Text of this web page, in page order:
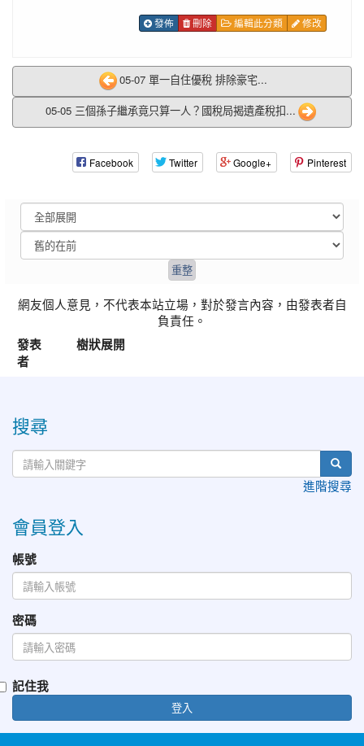
發佈 刪除 編輯此分類 修改
05-07 單一自住優稅 排除豪宅...
05-05 三個孫子繼承竟只算一人？國稅局揭遺產稅扣...
Facebook Twitter Google+ Pinterest
網友個人意見，不代表本站立場，對於發言內容，由發表者自
負責任。
發表
者
樹狀展開
搜尋
進階搜尋
會員登入
帳號
密碼
記住我
登入